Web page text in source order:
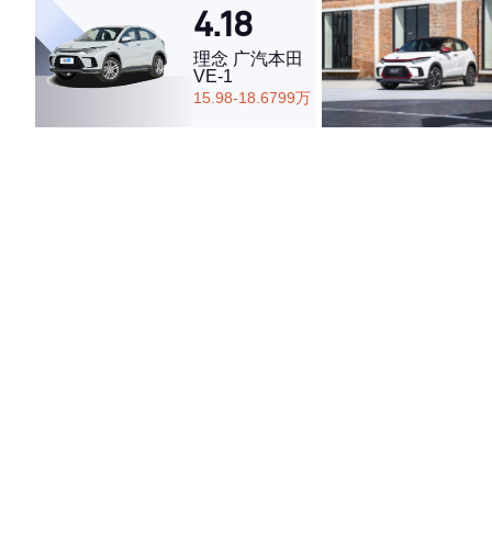
4.18
理念 广汽本田
VE-1
15.98-18.6799万